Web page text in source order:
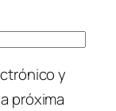
y
próxima